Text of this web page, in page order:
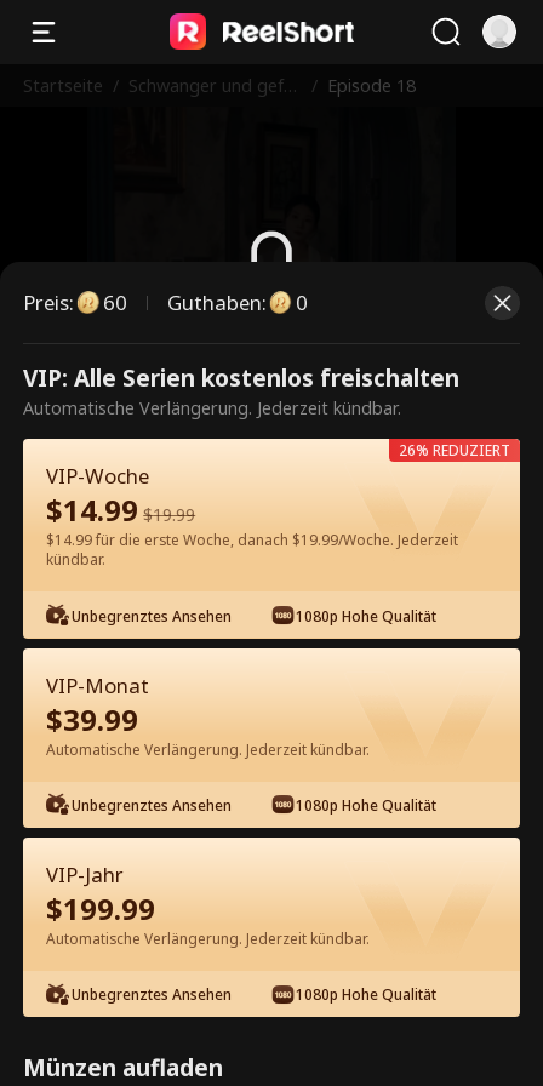
Startseite / Schwanger und gefe
/ Episode 18
Dies ist eine kostenpflichtige
Episode. Bitte entsperren, um
weiterzusehen.
60Jetzt entsperren
Kostenlos in der App ansehen
Episode 18 - Schwanger und gefeuert
Kompletter Film
1-30
18 19 21 22
Preis: 60 Guthaben: 0
VIP: Alle Serien kostenlos freischalten
Automatische Verlängerung. Jederzeit kündbar.
VIP-Woche
$14.99 $19.99
$14.99 für die erste Woche, danach $19.99/Woche. Jederzeit
kündbar.
Unbegrenztes Ansehen 1080p Hohe Qualität
26% REDUZIERT
VIP-Monat
$39.99
Automatische Verlängerung. Jederzeit kündbar.
Unbegrenztes Ansehen 1080p Hohe Qualität
VIP-Jahr
$199.99
Automatische Verlängerung. Jederzeit kündbar.
Unbegrenztes Ansehen 1080p Hohe Qualität
Münzen aufladen